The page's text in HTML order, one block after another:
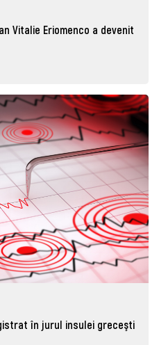
Vitalie Eriomenco a devenit
în jurul insulei greceşti